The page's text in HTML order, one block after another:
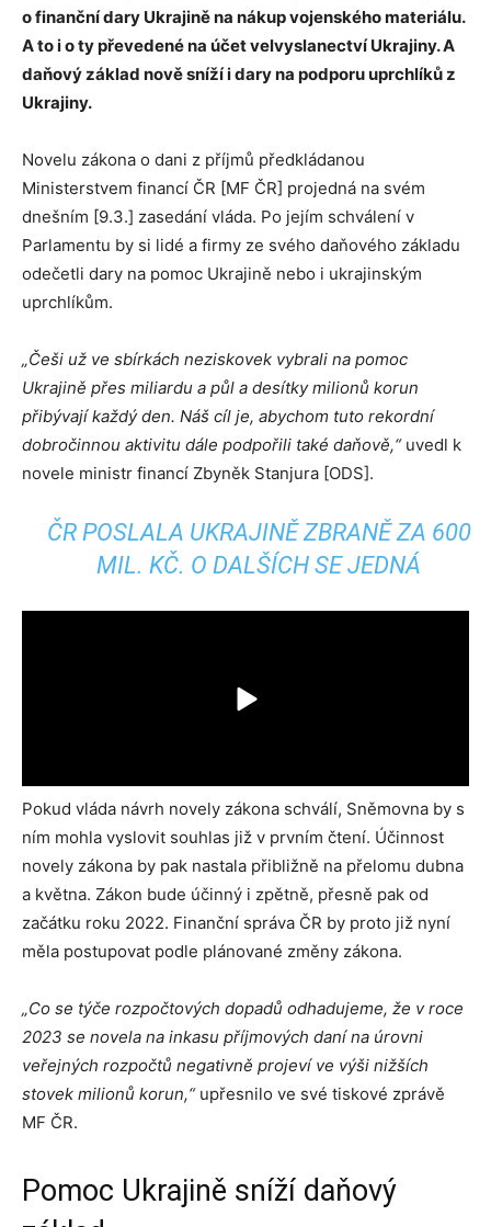
o finanční dary Ukrajině na nákup vojenského materiálu.
A to i o ty převedené na účet velvyslanectví Ukrajiny. A
daňový základ nově sníží i dary na podporu uprchlíků z
Ukrajiny.
Novelu zákona o dani z příjmů předkládanou
Ministerstvem financí ČR [MF ČR] projedná na svém
dnešním [9.3.] zasedání vláda. Po jejím schválení v
Parlamentu by si lidé a firmy ze svého daňového základu
odečetli dary na pomoc Ukrajině nebo i ukrajinským
uprchlíkům.
„Češi už ve sbírkách neziskovek vybrali na pomoc
Ukrajině přes miliardu a půl a desítky milionů korun
přibývají každý den. Náš cíl je, abychom tuto rekordní
dobročinnou aktivitu dále podpořili také daňově,“uvedl k
novele ministr financí Zbyněk Stanjura [ODS].
ČR POSLALA UKRAJINĚ ZBRANĚ ZA 600
MIL. KČ. O DALŠÍCH SE JEDNÁ
Pokud vláda návrh novely zákona schválí, Sněmovna by s
ním mohla vyslovit souhlas již v prvním čtení. Účinnost
novely zákona by pak nastala přibližně na přelomu dubna
a května. Zákon bude účinný i zpětně, přesně pak od
začátku roku 2022. Finanční správa ČR by proto již nyní
měla postupovat podle plánované změny zákona.
„Co se týče rozpočtových dopadů odhadujeme, že v roce
2023 se novela na inkasu příjmových daní na úrovni
veřejných rozpočtů negativně projeví ve výši nižších
stovek milionů korun,“ upřesnilo ve své tiskové zprávě
MF ČR.
Pomoc Ukrajině sníží daňový